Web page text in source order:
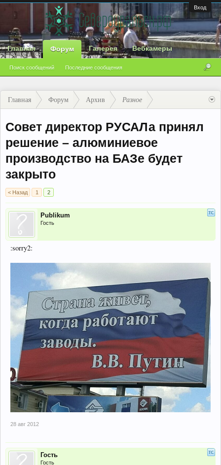
Вход
Главная Форум
Поиск сообщений Последние сообщения
Галерея Вебкамеры
Главная Форум Архив Разное
Совет директор РУСАЛа принял
решение – алюминиевое
производство на БАЗе будет
закрыто
< Назад 1 2
Publikum
Гость
:sorry2:
28 авг 2012
Гость
Гость